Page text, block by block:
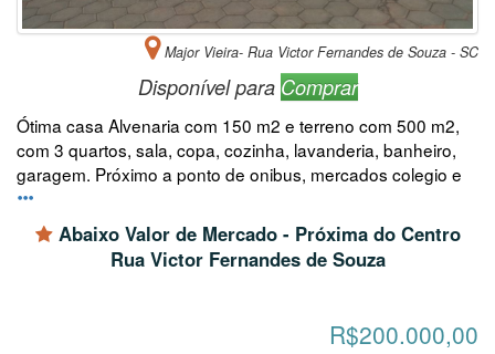
Major Vieira- Rua Victor Fernandes de Souza - SC
Disponível para Comprar
Ótima casa Alvenaria com 150 m2 e terreno com 500 m2,
com 3 quartos, sala, copa, cozinha, lavanderia, banheiro,
garagem. Próximo a ponto de onibus, mercados colegio e
Abaixo Valor de Mercado - Próxima do Centro
Rua Victor Fernandes de Souza
R$200.000,00